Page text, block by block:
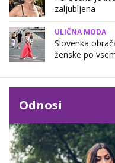
zaljubljena
ULIČNA MODA
Slovenka
ženske po
Odnosi